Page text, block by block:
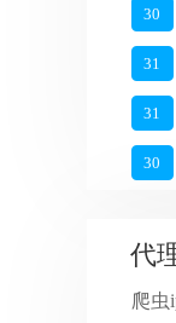
30
31
31
30
26
27
代
爬虫